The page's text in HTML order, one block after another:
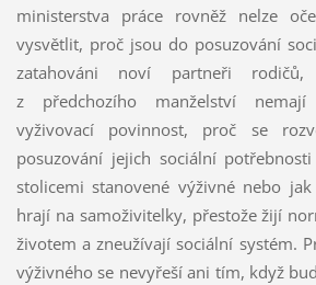
ministerstva práce rovněž nelze
vysvětlit, proč jsou do posuzování
zatahováni noví partneři
z předchozího manželství nemají
vyživovací povinnost, proč se
posuzování jejich sociální
stolicemi stanovené výživné nebo
hrají na samoživitelky, přestože žijí
životem a zneužívají sociální systém.
výživného se nevyřeší ani tím, když